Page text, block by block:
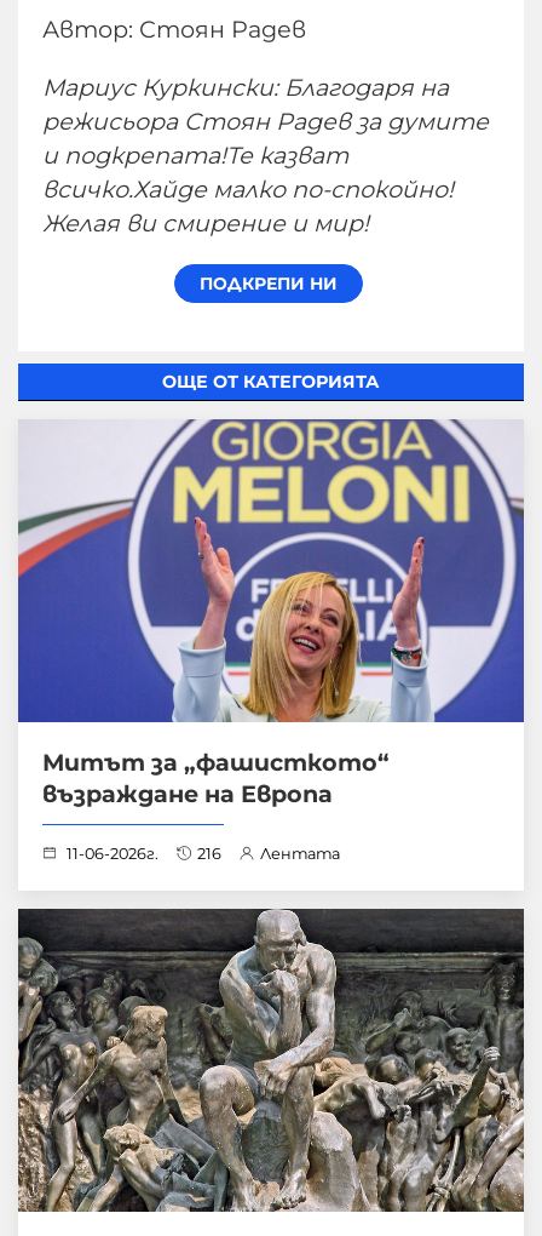
Автор: Стоян Радев
Мариус Куркински: Благодаря на
режисьора Стоян Радев за думите
и подкрепата!Те казват
всичко.Хайде малко по-спокойно!
Желая ви смирение и мир!
ОЩЕ ОТ КАТЕГОРИЯТА
Митът за „фашисткото“
възраждане на Европа
11-06-2026г. 216 Лентата